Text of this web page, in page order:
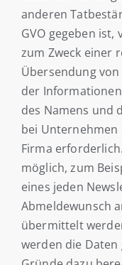
anderen
GVO gegeben ist,
zum Zweck einer
Übersendung
der
des Namens und
bei Unternehmen
Firma
möglich, zum
eines jeden
Abmeldewunsch
übermittelt
werden die